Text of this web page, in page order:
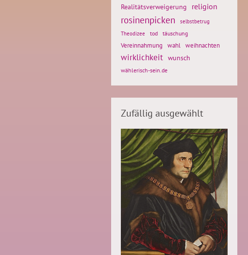
Realitätsverweigerung religion
rosinenpicken
selbstbetrug
Theodizee
tod täuschung
Vereinnahmung wahl weihnachten
wirklichkeit wunsch
wählerisch-sein.de
Zufällig ausgewählt